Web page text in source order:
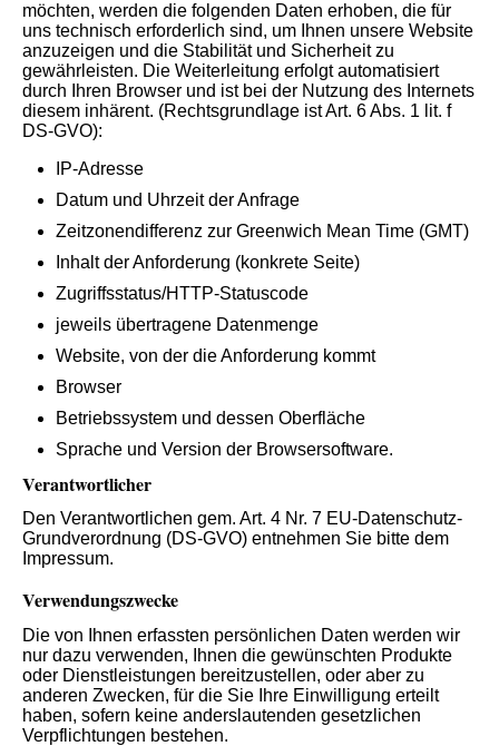
möchten, werden die folgenden Daten erhoben, die für
uns technisch erforderlich sind, um Ihnen unsere Website
anzuzeigen und die Stabilität und Sicherheit zu
gewährleisten. Die Weiterleitung erfolgt automatisiert
durch Ihren Browser und ist bei der Nutzung des Internets
diesem inhärent. (Rechtsgrundlage ist Art. 6 Abs. 1 lit. f
DS-GVO):
IP-Adresse
Datum und Uhrzeit der Anfrage
Zeitzonendifferenz zur Greenwich Mean Time (GMT)
Inhalt der Anforderung (konkrete Seite)
Zugriffsstatus/HTTP-Statuscode
jeweils übertragene Datenmenge
Website, von der die Anforderung kommt
Browser
Betriebssystem und dessen Oberfläche
Sprache und Version der Browsersoftware.
Verantwortlicher
Den Verantwortlichen gem. Art. 4 Nr. 7 EU-Datenschutz-
Grundverordnung (DS-GVO) entnehmen Sie bitte dem
Impressum.
Verwendungszwecke
Die von Ihnen erfassten persönlichen Daten werden wir
nur dazu verwenden, Ihnen die gewünschten Produkte
oder Dienstleistungen bereitzustellen, oder aber zu
anderen Zwecken, für die Sie Ihre Einwilligung erteilt
haben, sofern keine anderslautenden gesetzlichen
Verpflichtungen bestehen.